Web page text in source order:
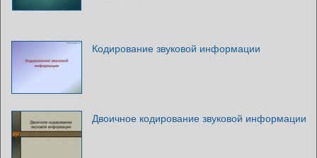
Кодирование звуковой информации
Двоичное кодирование звуковой информации